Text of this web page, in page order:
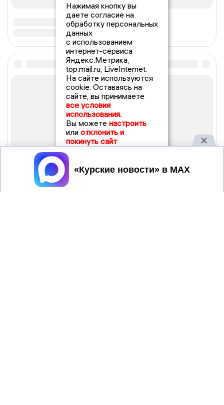
Нажимая кнопку вы
даете согласие на
обработку персональных
данных
с использованием
интернет-сервиса
Яндекс.Метрика,
top.mail.ru, LiveInternet.
На сайте используются
cookie. Оставаясь на
сайте, вы принимаете
все условия
использования.
Вы можете настроить
или отклонить и
покинуть сайт
Принять